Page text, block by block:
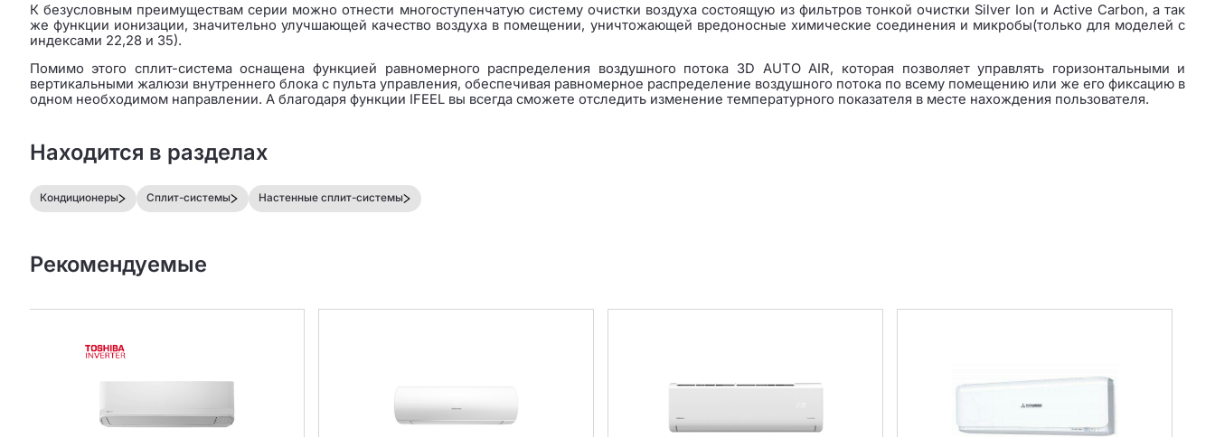
К безусловным преимуществам серии можно отнести многоступенчатую систему очистки воздуха состоящую из фильтров тонкой очистки Silver Ion и Active Carbon, а так
же функции ионизации, значительно улучшающей качество воздуха в помещении, уничтожающей вредоносные химические соединения и микробы(только для моделей с
индексами 22,28 и 35).
Помимо этого сплит-система оснащена функцией равномерного распределения воздушного потока 3D AUTO AIR, которая позволяет управлять горизонтальными и
вертикальными жалюзи внутреннего блока с пульта управления, обеспечивая равномерное распределение воздушного потока по всему помещению или же его фиксацию в
одном необходимом направлении. А благодаря функции IFEEL вы всегда сможете отследить изменение температурного показателя в месте нахождения пользователя.
Находится в разделах
Кондиционеры Сплит-системы Настенные сплит-системы
Рекомендуемые